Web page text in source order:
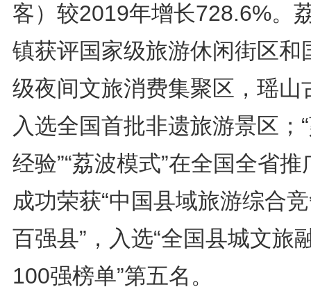
客）较2019年增长728.6%。
镇获评国家级旅游休闲街区和
级夜间文旅消费集聚区，瑶山
入选全国首批非遗旅游景区；
经验”“荔波模式”在全国全省推
成功荣获“中国县域旅游综合
百强县”，入选“全国县城文旅
100强榜单”第五名。